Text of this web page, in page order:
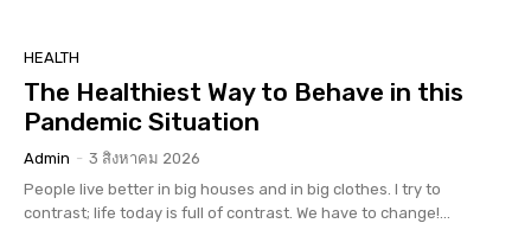
HEALTH
The Healthiest Way to Behave in this
Pandemic Situation
Admin - 3 สิงหาคม 2026
People live better in big houses and in big clothes. I try to
contrast; life today is full of contrast. We have to change!...